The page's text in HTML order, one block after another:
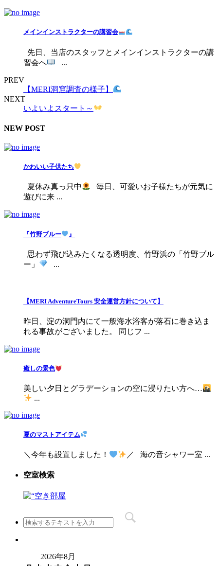
メインインストラクターの講習会
先日、当店のスタッフとメインインストラクターの講
習会へ
...
PREV
【MERI洞窟調査の様子】
NEXT
いよいよスタート～
NEW POST
かわいい子供たち
夏休み真っ只中
毎日、可愛いお子様たちが元気に
遊びに来 ...
『竹野ブルー 』
思わず飛び込みたくなる透明度、竹野浜の「竹野ブル
ー」
...
【MERI AdventureTours 安全運営方針について】
昨日、淀の洞門内にて一般海水浴客が落石に巻き込ま
れる事故がございました。 同じフ ...
癒しの景色
美しい夕日とグラデーションの空に浸りたい方へ…
...
夏のマストアイテム
＼今年も設置しました！ ／ 海の音シャワー室 ...
空室検索
2026年8月